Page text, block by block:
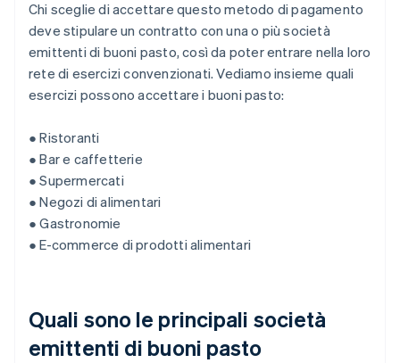
Chi sceglie di accettare questo metodo di pagamento
deve stipulare un contratto con una o più società
emittenti di buoni pasto, così da poter entrare nella loro
rete di esercizi convenzionati. Vediamo insieme quali
esercizi possono accettare i buoni pasto:
● Ristoranti
● Bar e caffetterie
● Supermercati
● Negozi di alimentari
● Gastronomie
● E-commerce di prodotti alimentari
Quali sono le principali società
emittenti di buoni pasto